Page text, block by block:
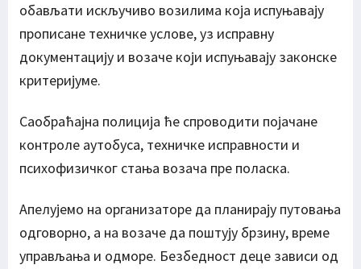
обављати искључиво возилима која испуњавају
прописане техничке услове, уз исправну
документацију и возаче који испуњавају законске
критеријуме.
Саобраћајна полиција ће спроводити појачане
контроле аутобуса, техничке исправности и
психофизичког стања возача пре поласка.
Апелујемо на организаторе да планирају путовања
одговорно, а на возаче да поштују брзину, време
управљања и одморе. Безбедност деце зависи од